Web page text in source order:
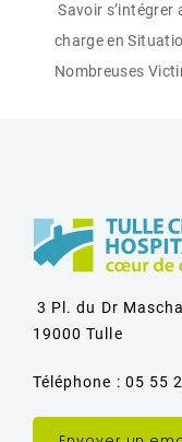
Savoir s’intégrer
charge en
Nombreuses
3 Pl. du Dr
19000 Tulle
Téléphone : 05 55